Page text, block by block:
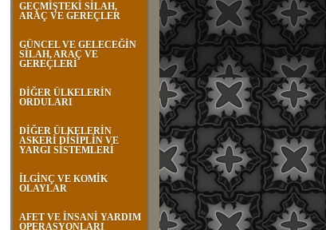
GEÇMİŞTEKİ SİLAH,
ARAÇ VE GEREÇLER
GÜNCEL VE GELECEĞİN
SİLAH, ARAÇ VE
GEREÇLERİ
DİĞER ÜLKELERİN
ORDULARI
DİĞER ÜLKELERİN
ASKERİ DİSİPLİN VE
YARGI SİSTEMLERİ
İLGİNÇ VE KOMİK
OLAYLAR
AFET VE İNSANİ YARDIM
OPERASYONLARI